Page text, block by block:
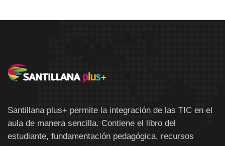
Santillana plus+ permite la integración de las TIC en el
aula de manera sencilla. Contiene el libro del
estudiante, fundamentación pedagógica, recursos